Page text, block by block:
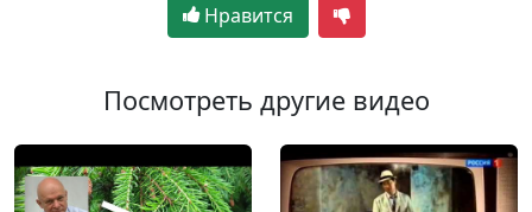
Нравится
Посмотреть другие видео